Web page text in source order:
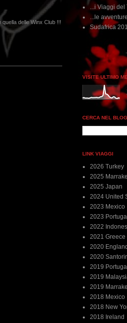
delle Winx Club !!!
...i Viaggi del
...le
Sudafrica
...dai non perdere tempo,
VISITE ULTIMO
CERCA NEL BLOG
LINK VIAGGI
2026 Turkey
2025
2025 Japan
2024 United
2023 Mexico
2023 Portugal
2022
2021 Greece
2020 England
2020
2019 Portugal
2019
2019
2018 Mexico
2018 New
2018 Ireland